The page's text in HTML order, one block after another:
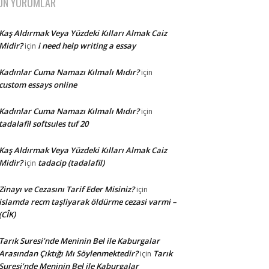
Aldırmak Veya Yüzdeki Kılları Almak Caiz
için i need help writing a essay
Cuma Namazı Kılmalı Mıdır?için
essays online
Cuma Namazı Kılmalı Mıdır?için
softsules tuf 20
Aldırmak Veya Yüzdeki Kılları Almak Caiz
için tadacip (tadalafil)
ve Cezasını Tarif Eder Misiniz?için
recm taşliyarak öldürme cezasi varmi –
Suresi’nde Meninin Bel ile Kaburgalar
Çıktığı Mı Söylenmektedir?için Tarık
Meninin Bel ile Kaburgalar